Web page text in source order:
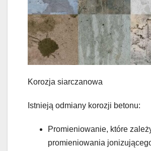
Korozja siarczanowa
Istnieją odmiany korozji betonu:
Promieniowanie, które
promieniowania